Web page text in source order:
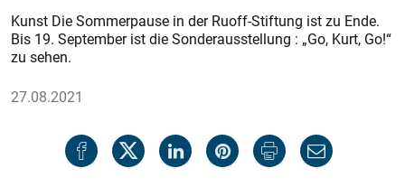
Kunst Die Sommerpause in der Ruoff-Stiftung ist zu Ende.
Bis 19. September ist die Sonderausstellung : „Go, Kurt, Go!“
zu sehen.
27.08.2021